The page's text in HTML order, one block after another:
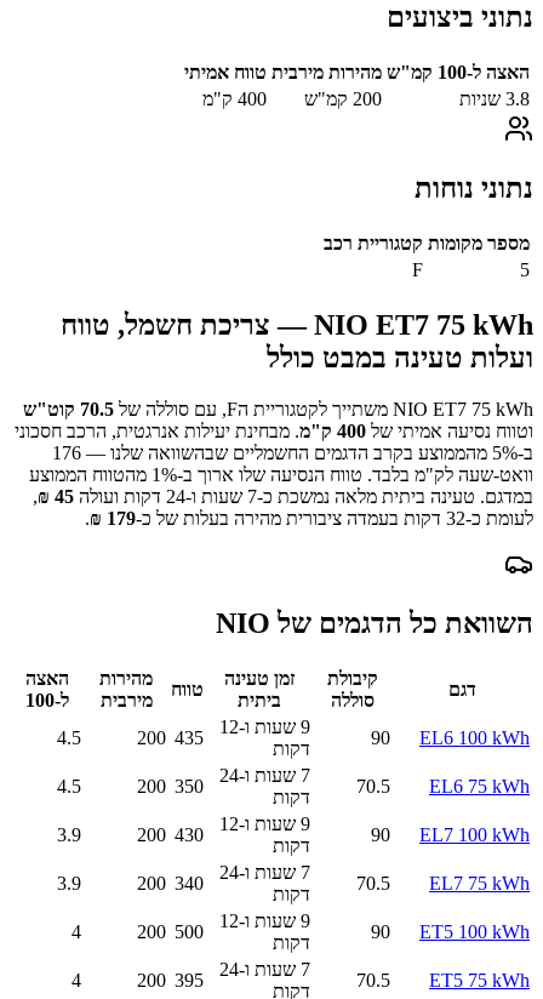
נתוני ביצועים
האצה ל-100 קמ"ש מהירות מירבית טווח אמיתי
3.8 שניות 200 קמ"ש 400 ק"מ
נתוני נוחות
מספר מקומות קטגוריית רכב
5
F
NIO ET7 75 kWh— צריכת חשמל, טווח
ועלות טעינה במבט כולל
NIO ET7 75 kWh משתייך לקטגוריית הF, עם סוללה של 70.5 קוט"ש
וטווח נסיעה אמיתי של 400 ק"מ. מבחינת יעילות אנרגטית, הרכב חסכוני
ב-
5% מהממוצע בקרב הדגמים החשמליים שבהשוואה שלנו —
176
וואט-שעה לק"מ בלבד. טווח הנסיעה שלו ארוך ב- 1 % מהטווח הממוצע
במדגם. טעינה ביתית מלאה נמשכת כ-7 שעות ו-24 דקות ועולה 45
₪
,
לעומת כ-32 דקות בעמדה ציבורית מהירה בעלות של כ-179
₪
.
השוואת כל הדגמים של NIO
דגם
קיבולת
סוללה
זמן טעינה
ביתית
טווח
מהירות
מירבית
האצה
ל-100
EL6 100 kWh
90
9 שעות ו-12
דקות
435
200
4.5
EL6 75 kWh
70.5
7 שעות ו-24
דקות
350
200
4.5
EL7 100 kWh
90
9 שעות ו-12
דקות
430
200
3.9
EL7 75 kWh
70.5
7 שעות ו-24
דקות
340
200
3.9
ET5 100 kWh
90
9 שעות ו-12
דקות
500
200
4
ET5 75 kWh
70.5
7 שעות ו-24
דקות
395
200
4